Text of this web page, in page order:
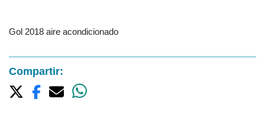
Gol 2018 aire acondicionado
Compartir: